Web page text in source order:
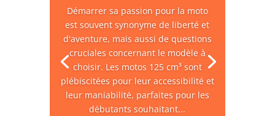
Démarrer sa passion pour la moto
est souvent synonyme de liberté et
d'aventure, mais aussi de questions
cruciales concernant le modèle à
choisir. Les motos 125 cm³ sont
plébiscitées pour leur accessibilité et
leur maniabilité, parfaites pour les
débutants souhaitant...